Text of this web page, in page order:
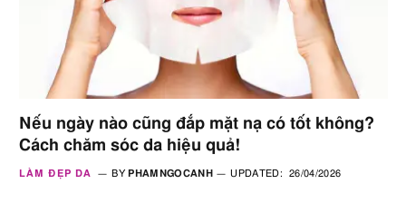
Nếu ngày nào cũng đắp mặt nạ có tốt không?
Cách chăm sóc da hiệu quả!
LÀM ĐẸP DA BY PHAMNGOCANH UPDATED: 26/04/2026